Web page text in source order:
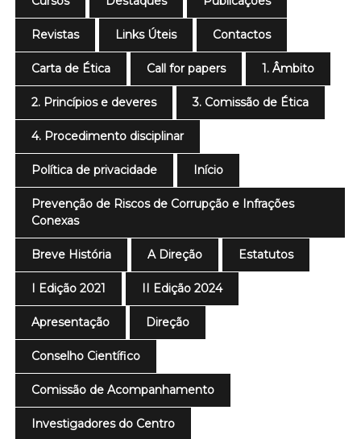
Revistas Links Úteis Contactos
Carta de Ética Call for papers 1. Âmbito
2. Princípios e deveres 3. Comissão de Ética
4. Procedimento disciplinar
Política de privacidade Início
Prevenção de Riscos de Corrupção e Infrações
Conexas
Breve História A Direção Estatutos
I Edição 2021 II Edição 2024
Apresentação Direção
Conselho Científico
Comissão de Acompanhamento
Investigadores do Centro